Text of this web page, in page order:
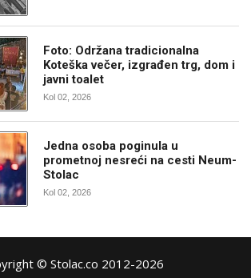
Foto: Održana tradicionalna
Koteška večer, izgrađen trg, dom i
javni toalet
Kol 02, 2026
Jedna osoba poginula u
prometnoj nesreći na cesti Neum-
Stolac
Kol 02, 2026
© Stolac.co 2012-2026